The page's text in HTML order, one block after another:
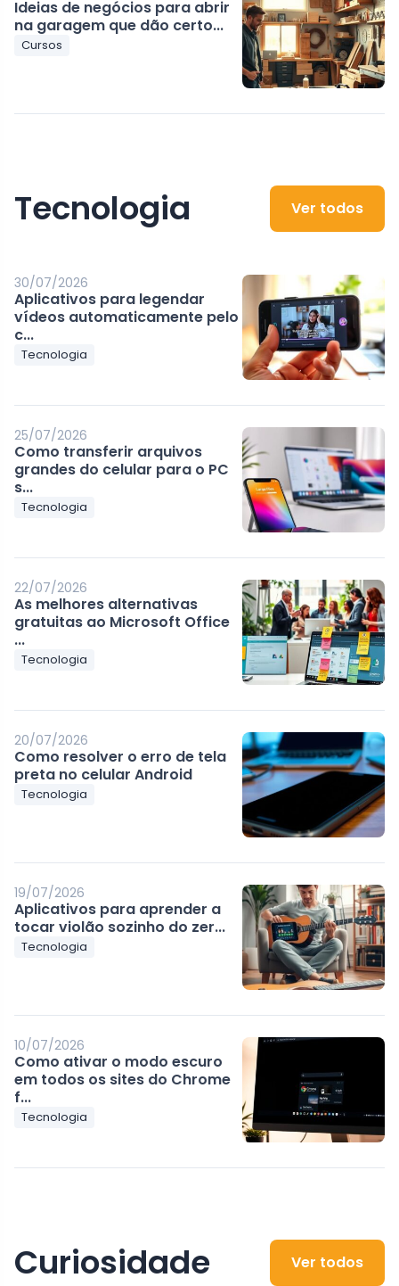
Ideias de negócios para abrir
na garagem que dão certo...
Cursos
Tecnologia Ver todos
30/07/2026
Aplicativos para legendar
vídeos automaticamente pelo
c...
Tecnologia
25/07/2026
Como transferir arquivos
grandes do celular para o PC
s...
Tecnologia
22/07/2026
As melhores alternativas
gratuitas ao Microsoft Office
...
Tecnologia
20/07/2026
Como resolver o erro de tela
preta no celular Android
Tecnologia
19/07/2026
Aplicativos para aprender a
tocar violão sozinho do zer...
Tecnologia
10/07/2026
Como ativar o modo escuro
em todos os sites do Chrome
f...
Tecnologia
Curiosidade Ver todos